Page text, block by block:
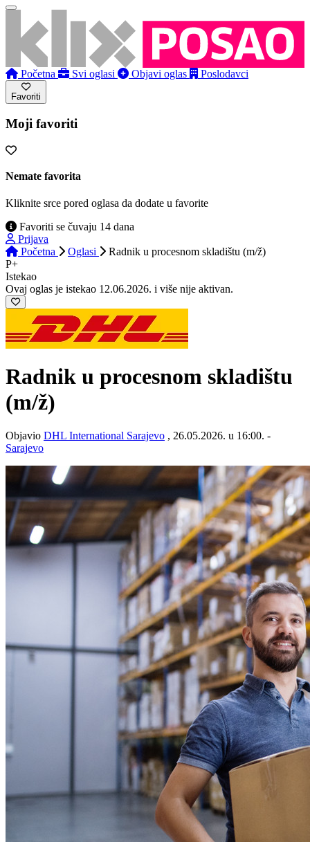
Početna Svi oglasi Objavi oglas Poslodavci
Favoriti
Moji favoriti
Nemate favorita
Kliknite srce pored oglasa da dodate u favorite
Favoriti se čuvaju 14 dana
Prijava
Početna
Oglasi
Radnik u procesnom skladištu (m/ž)
P+
Istekao
Ovaj oglas je istekao 12.06.2026. i više nije aktivan.
Radnik u procesnom skladištu
(m/ž)
Objavio DHL International Sarajevo , 26.05.2026. u 16:00. -
Sarajevo